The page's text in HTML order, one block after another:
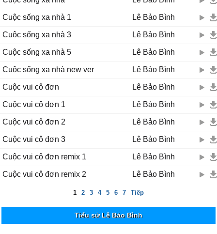
Cuộc sống xa nhà 1 Lê Bảo Bình
Cuộc sống xa nhà 3 Lê Bảo Bình
Cuộc sống xa nhà 5 Lê Bảo Bình
Cuộc sống xa nhà new ver Lê Bảo Bình
Cuộc vui cô đơn Lê Bảo Bình
Cuộc vui cô đơn 1 Lê Bảo Bình
Cuộc vui cô đơn 2 Lê Bảo Bình
Cuộc vui cô đơn 3 Lê Bảo Bình
Cuộc vui cô đơn remix 1 Lê Bảo Bình
Cuộc vui cô đơn remix 2 Lê Bảo Bình
1 2 3 4 5 6 7 Tiếp
Tiểu sử Lê Bảo Bình